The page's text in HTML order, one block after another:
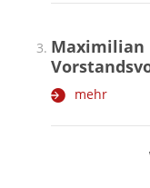
Maximilian
mehr